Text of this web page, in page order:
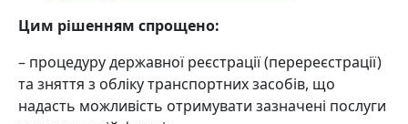
Цим рішенням спрощено:
– процедуру державної реєстрації (перереєстрації)
та зняття з обліку транспортних засобів, що
надасть можливість отримувати зазначені послуги